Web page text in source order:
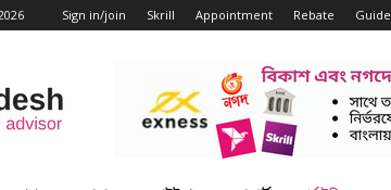
Sign in/join Skrill Appointment Rebate Guide